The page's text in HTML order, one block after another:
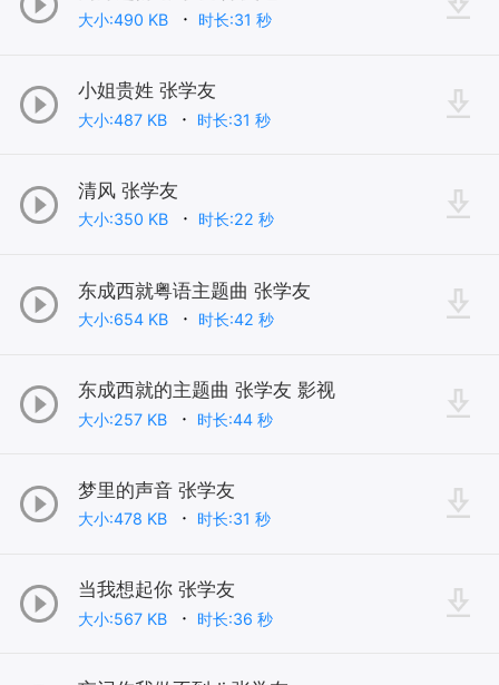
大小:490 KB 时长:31 秒
小姐贵姓 张学友
大小:487 KB 时长:31 秒
清风 张学友
大小:350 KB 时长:22 秒
东成西就粤语主题曲 张学友
大小:654 KB 时长:42 秒
东成西就的主题曲 张学友 影视
大小:257 KB 时长:44 秒
梦里的声音 张学友
大小:478 KB 时长:31 秒
当我想起你 张学友
大小:567 KB 时长:36 秒